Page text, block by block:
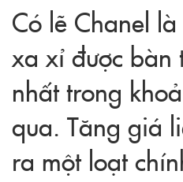
Có lẽ Chanel
xa xỉ được bàn
nhất trong
qua. Tăng giá
ra một loạt